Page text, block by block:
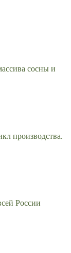
сосны и
производства.
России